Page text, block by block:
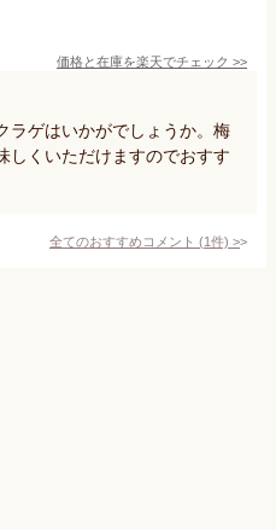
価格と在庫を楽天でチェック >>
ラゲはいかがでしょうか。梅
しくいただけますのでおすす
全てのおすすめコメント (1件) >